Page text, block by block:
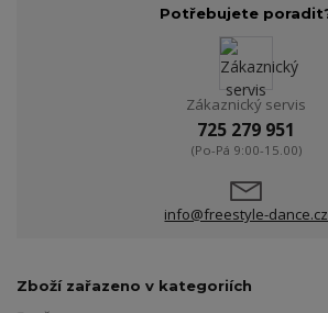
Potřebujete
Zákaznický servis
725 279 951
(Po-Pá 9:00-15.00)
info@freestyle-dance.cz
Zboží zařazeno v kategoriích